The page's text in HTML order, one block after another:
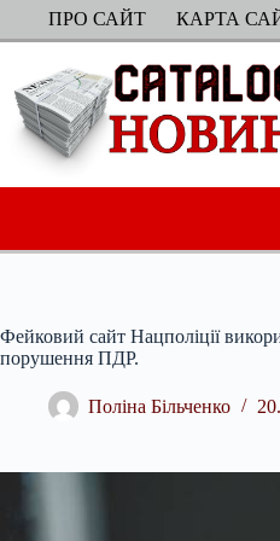
ПерейтиПРО САЙТ КАРТА
Фейковий сайт Нацполіції
порушення ПДР.
Поліна Більченко